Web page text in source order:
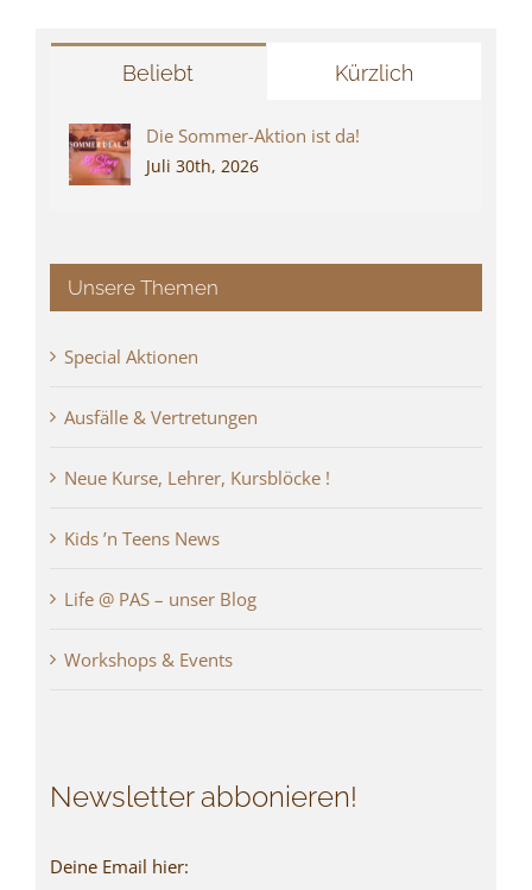
Beliebt Kürzlich
Die Sommer-Aktion ist da!
Juli 30th, 2026
Unsere Themen
Special Aktionen
Ausfälle & Vertretungen
Neue Kurse, Lehrer, Kursblöcke !
Kids ’n Teens News
Life @ PAS – unser Blog
Workshops & Events
Newsletter abbonieren!
Deine Email hier: